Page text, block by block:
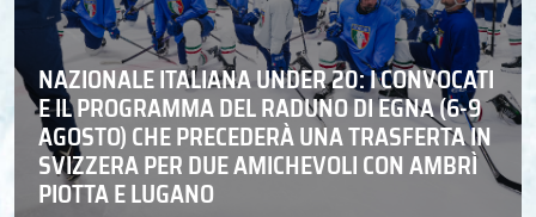
NAZIONALE ITALIANA UNDER 20: I CONVOCATI
E IL PROGRAMMA DEL RADUNO DI EGNA (6-9
AGOSTO) CHE PRECEDERÀ UNA TRASFERTA IN
SVIZZERA PER DUE AMICHEVOLI CON AMBRÌ
PIOTTA E LUGANO